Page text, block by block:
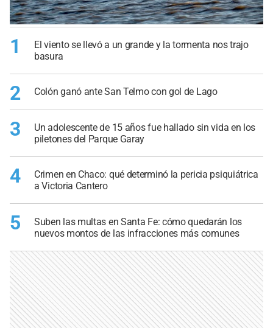
1
El viento se llevó a un grande y la tormenta nos trajo
basura
2 Colón ganó ante San Telmo con gol de Lago
3
Un adolescente de 15 años fue hallado sin vida en los
piletones del Parque Garay
4
Crimen en Chaco: qué determinó la pericia psiquiátrica
a Victoria Cantero
5
Suben las multas en Santa Fe: cómo quedarán los
nuevos montos de las infracciones más comunes